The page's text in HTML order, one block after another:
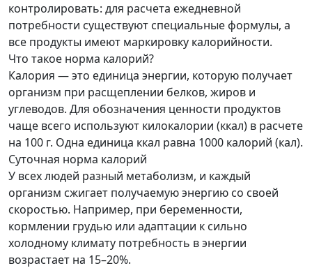
контролировать: для расчета ежедневной
потребности существуют специальные формулы, а
все продукты имеют маркировку калорийности.
Что такое норма калорий?
Калория — это единица энергии, которую получает
организм при расщеплении белков, жиров и
углеводов. Для обозначения ценности продуктов
чаще всего используют килокалории (ккал) в расчете
на 100 г. Одна единица ккал равна 1000 калорий (кал).
Суточная норма калорий
У всех людей разный метаболизм, и каждый
организм сжигает получаемую энергию со своей
скоростью. Например, при беременности,
кормлении грудью или адаптации к сильно
холодному климату потребность в энергии
возрастает на 15–20%.